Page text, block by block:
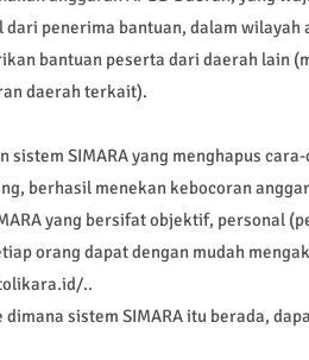
dari penerima bantuan, dalam
bantuan peserta dari daerah lain
daerah terkait).
sistem SIMARA yang menghapus
berhasil menekan kebocoran
yang bersifat objektif, personal
orang dapat dengan mudah
..
dimana sistem SIMARA itu berada,